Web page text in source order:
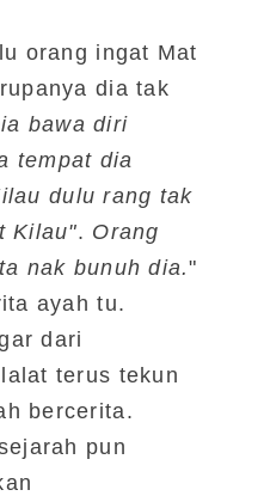
orang ingat Mat
dia tak
bawa diri
tempat dia
dulu rang tak
Kilau". Orang
nak bunuh dia."
ayah tu.
dari
terus tekun
bercerita.
pun